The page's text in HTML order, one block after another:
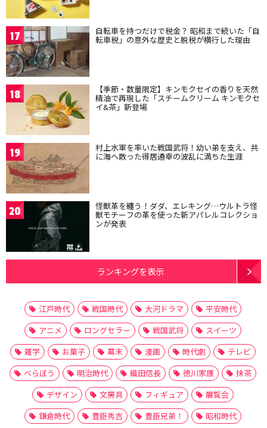
17 自転車を持つだけで税金？ 昭和まで続いた「自
転車税」の意外な歴史と脱税が横行した理由
18 【季節・数量限定】キンモクセイの香りを天然
精油で再現した「スチームクリーム キンモクセ
イ&茶」新登場
19 村上水軍を率いた戦国武将！幼い弟を支え、共
に海へ散った得居通幸の波乱に満ちた生涯
20 怪獣革を纏う！ダダ、エレキング…ウルトラ怪
獣モチーフの革を使った新アパレルコレクショ
ンが発表
ランキングを表示
江戸時代 戦国時代 大河ドラマ
平安時代
アニメ
ロングセラー 戦国武将
スイーツ
雑学
お菓子 幕末 漫画 時代劇
テレビ
べらぼう
明治時代 織田信長 徳川家康
抹茶
デザイン
文房具 フィギュア
展覧会
鎌倉時代
豊臣秀吉 豊臣兄弟！
昭和時代